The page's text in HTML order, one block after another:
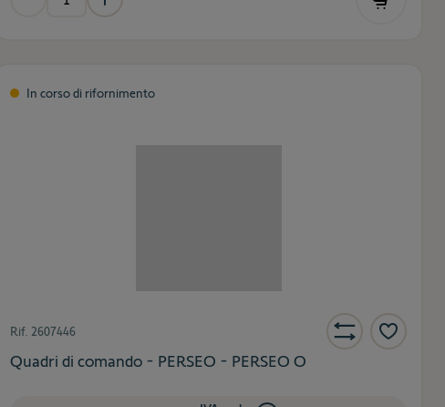
In corso di rifornimento
Rif. 2607446
Quadri di comando - PERSEO - PERSEO O